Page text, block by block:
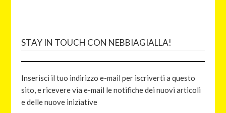
STAY IN TOUCH CON NEBBIAGIALLA!
Inserisci il tuo indirizzo e-mail per iscriverti a questo
sito, e ricevere via e-mail le notifiche dei nuovi articoli
e delle nuove iniziative